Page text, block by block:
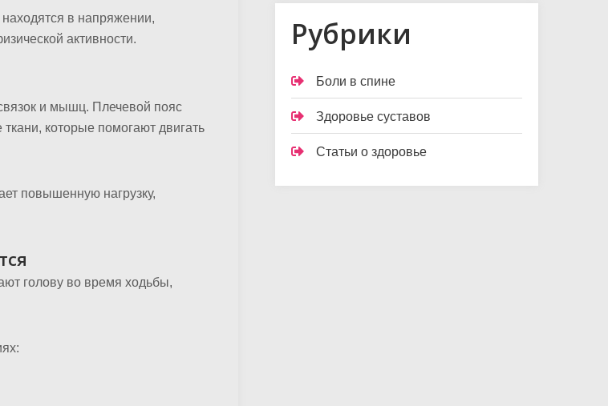
в напряжении,
активности.
и мышц. Плечевой пояс
которые помогают двигать
повышенную нагрузку,
голову во время ходьбы,
Рубрики
Боли в спине
Здоровье суставов
Статьи о здоровье